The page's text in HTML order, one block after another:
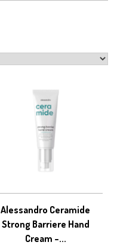
Alessandro Ceramide
Strong Barriere Hand
Cream –...